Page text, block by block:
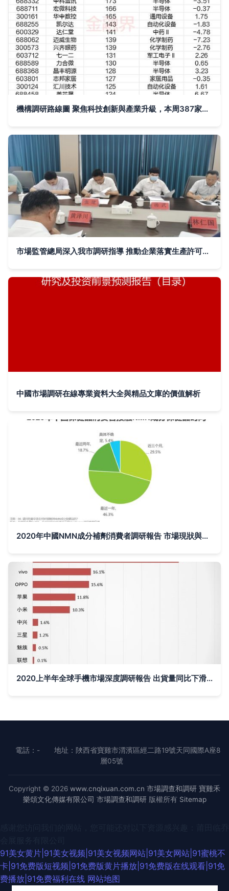
機構調研路線圖 聚焦科技創新與產業升級，本周387家上市公司獲青睞
市場監管總局深入我市調研指導 推動企業落實生產許可管理產品“兩個規定”
中國市場調研在線專業資料大全與精品文庫的價值解析
2020年中國NMN成分補劑消費者調研報告 市場現狀與消費者洞察
2020上半年全球手機市場深度調研報告 出貨量同比下滑超15%，行業格局與消費者行為嬗變
電話：-
地址：陜西省寶雞市渭濱區經二路19號天同國際A座8
層05號
Copyright © 2026 www.cnqixuan.com.cn 市場調查和調研 寶雞禾
樂頌文化傳媒有限公司 市場調查和調研版權所有 Sitemap
91美女黄片|91美女视频|91美女视频网站|91美女网站|91蜜桃不
卡|91免费版短视频|91免费版黄片播放|91免费版在线观看|91免
费播放|91免费福利在线 网站地图